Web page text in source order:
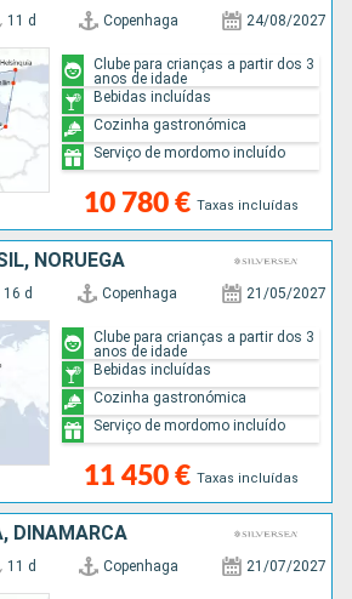
11 d Copenhaga 24/08/2027
10 780 € Taxas incluídas
Clube para crianças a partir dos 3
anos de idade
Bebidas incluídas
Cozinha gastronómica
Serviço de mordomo incluído
NORUEGA
16 d Copenhaga 21/05/2027
11 450 € Taxas incluídas
Clube para crianças a partir dos 3
anos de idade
Bebidas incluídas
Cozinha gastronómica
Serviço de mordomo incluído
DINAMARCA
11 d Copenhaga 21/07/2027